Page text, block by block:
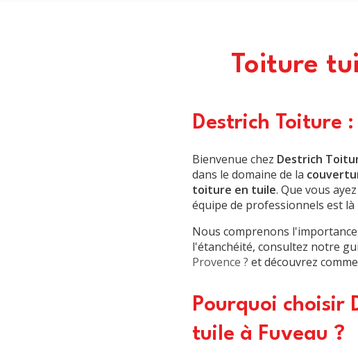
Toiture
Destrich Toiture
Bienvenue chez Destrich
dans le domaine de la
toiture en tuile. Que vous
équipe de professionnels est
Nous comprenons
l'étanchéité, consultez notre
Provence ? et découvrez
Pourquoi choisir
tuile à Fuveau ?